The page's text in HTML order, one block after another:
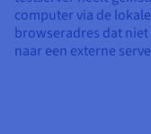
computer via de
browseradres dat niet
naar een externe